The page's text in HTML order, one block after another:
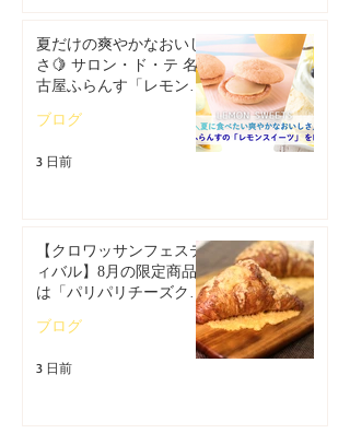
夏だけの爽やかなおいし
さ🍋 サロン・ド・テ 名
古屋ふらんす「レモンス
ブログ
3 日前
【クロワッサンフェステ
ィバル】8月の限定商品
は「パリパリチーズクロ
ブログ
3 日前